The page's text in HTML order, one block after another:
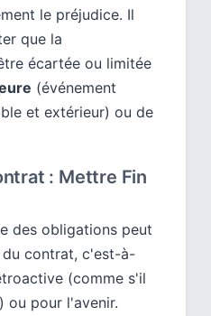
le préjudice. Il
que la
écartée ou limitée
(événement
et extérieur) ou de
: Mettre Fin
des obligations peut
contrat, c'est-à-
(comme s'il
ou pour l'avenir.